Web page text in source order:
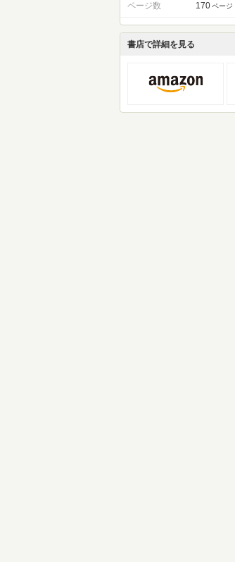
ページ数 170 ページ
書店で詳細を見る